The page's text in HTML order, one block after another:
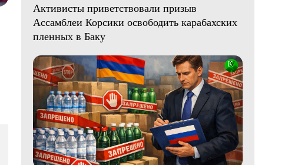
Активисты приветствовали призыв
Ассамблеи Корсики освободить карабахских
пленных в Баку